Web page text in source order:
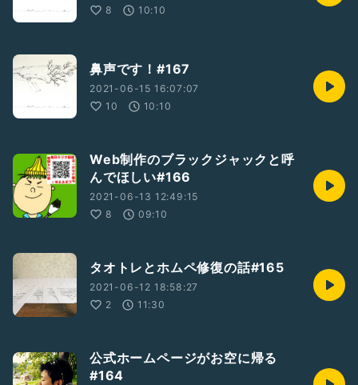
8
10:10
鼻声です！#167
2021-06-15 16:07:07
10
10:10
Web制作のブラックジャックと呼
んでほしい#166
2021-06-13 12:49:15
8
09:10
タオトレとホムペ修復の話#165
2021-06-12 18:58:27
2
11:30
公式ホームページがお空に帰る
#164